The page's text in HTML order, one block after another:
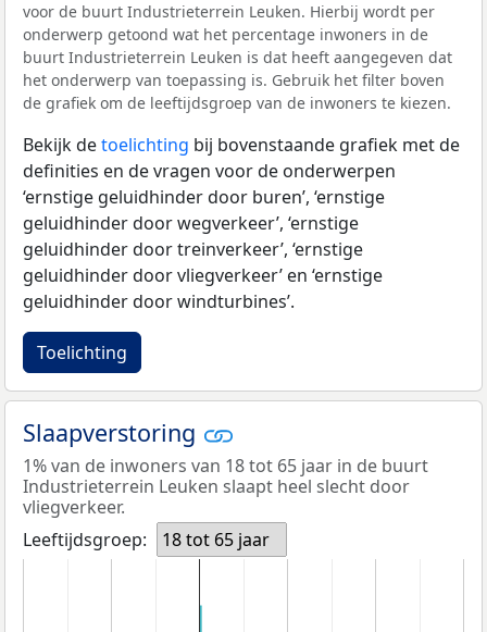
voor de buurt Industrieterrein Leuken. Hierbij wordt per
onderwerp getoond wat het percentage inwoners in de
buurt Industrieterrein Leuken is dat heeft aangegeven dat
het onderwerp van toepassing is. Gebruik het filter boven
de grafiek om de leeftijdsgroep van de inwoners te kiezen.
Bekijk detoelichting bij bovenstaande grafiek met de
definities en de vragen voor de onderwerpen
‘ernstige geluidhinder door buren’, ‘ernstige
geluidhinder door wegverkeer’, ‘ernstige
geluidhinder door treinverkeer’, ‘ernstige
geluidhinder door vliegverkeer’ en ‘ernstige
geluidhinder door windturbines’.
Toelichting
Slaapverstoring
1% van de inwoners van 18 tot 65 jaar in de buurt
Industrieterrein Leuken slaapt heel slecht door
vliegverkeer.
Leeftijdsgroep:
18 tot 65 jaar